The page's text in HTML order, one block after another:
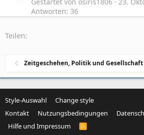
Antworten: 36
C
Teilen:
Zeitgeschehen, Politik und Gesellschaft
Style-Auswahl
Change style
Kontakt
Nutzungsbedingungen
Hilfe und Impressum
R